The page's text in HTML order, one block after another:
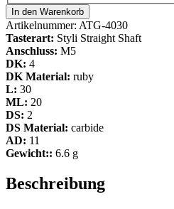
In den Warenkorb
Artikelnummer: ATG-4030
Tasterart: Styli Straight Shaft
Anschluss: M5
DK: 4
DK Material: ruby
L: 30
ML: 20
DS: 2
DS Material: carbide
AD: 11
Gewicht:: 6.6 g
Beschreibung